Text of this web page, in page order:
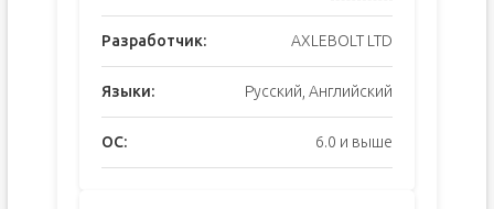
Разработчик: AXLEBOLT LTD
Языки: Русский, Английский
ОС: 6.0 и выше